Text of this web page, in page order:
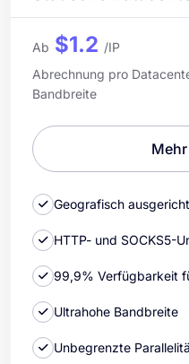
Ab $1.2 /IP
Abrechnung pro
Bandbreite
Geografisch
HTTP- und SOCKS5-
99,9% Verfügbarkeit
Ultrahohe Bandbreite
Unbegrenzte